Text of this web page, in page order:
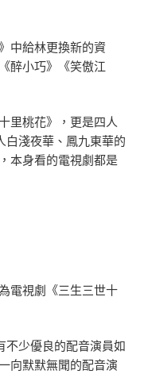
給林更換新的資
醉小巧》《笑傲江
桃花》，更是四人
白淺夜華、鳳九東華的
本身看的電視劇都是
電視劇《三生三世十
少優良的配音演員如
向默默無聞的配音演